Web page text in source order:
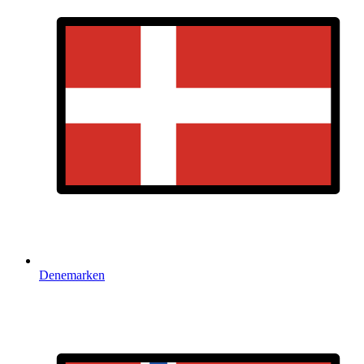
Denemarken